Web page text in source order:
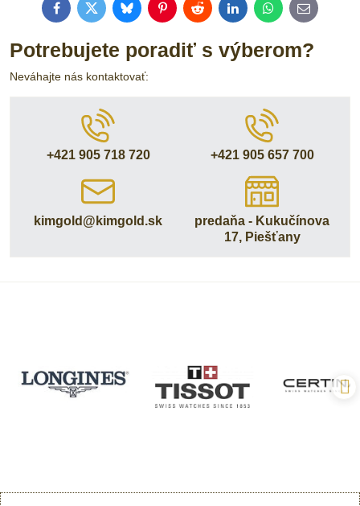
FacebookTwitterBlueskyPinterestRedditLinkedInWhatsApp
E-
mail
Potrebujete poradiť s výberom?
Neváhajte nás kontaktovať:
+421 905 718 720 +421 905 657 700
kimgold​@kimgold​.sk
predaňa - Kukučínova
17, Piešťany